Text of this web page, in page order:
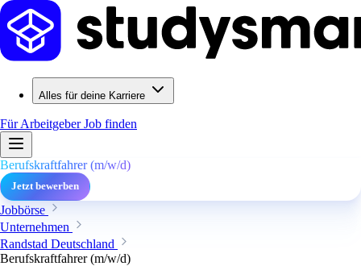
Alles für deine Karriere
Für ArbeitgeberJob finden
Berufskraftfahrer (m/w/d)
Jetzt bewerben
Jobbörse
Unternehmen
Randstad Deutschland
Berufskraftfahrer (m/w/d)